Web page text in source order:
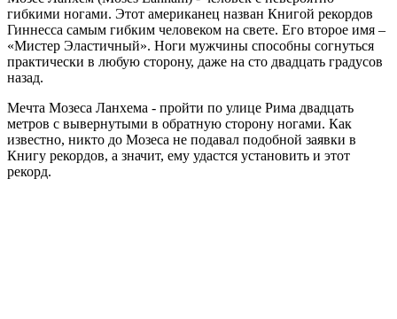
гибкими ногами. Этот американец назван Книгой рекордов
Гиннесса самым гибким человеком на свете. Его второе имя –
«Мистер Эластичный». Ноги мужчины способны согнуться
практически в любую сторону, даже на сто двадцать градусов
назад.
Мечта Мозеса Ланхема - пройти по улице Рима двадцать
метров с вывернутыми в обратную сторону ногами. Как
известно, никто до Мозеса не подавал подобной заявки в
Книгу рекордов, а значит, ему удастся установить и этот
рекорд.